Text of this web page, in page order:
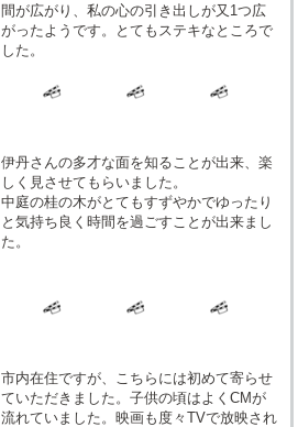
間が広がり、私の心の引き出しが又1つ広
がったようです。とてもステキなところで
した。
伊丹さんの多才な面を知ることが出来、楽
しく見させてもらいました。
中庭の桂の木がとてもすずやかでゆったり
と気持ち良く時間を過ごすことが出来まし
た。
市内在住ですが、こちらには初めて寄らせ
ていただきました。子供の頃はよくCMが
流れていました。映画も度々TVで放映され